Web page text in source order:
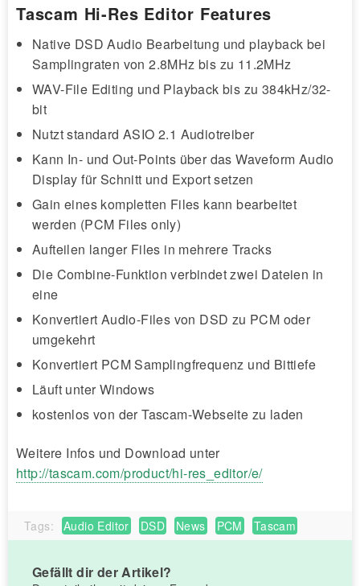
Tascam Hi-Res Editor Features
Native DSD Audio Bearbeitung und playback bei
Samplingraten von 2.8MHz bis zu 11.2MHz
WAV-File Editing und Playback bis zu 384kHz/32-
bit
Nutzt standard ASIO 2.1 Audiotreiber
Kann In- und Out-Points über das Waveform Audio
Display für Schnitt und Export setzen
Gain eines kompletten Files kann bearbeitet
werden (PCM Files only)
Aufteilen langer Files in mehrere Tracks
Die Combine-Funktion verbindet zwei Dateien in
eine
Konvertiert Audio-Files von DSD zu PCM oder
umgekehrt
Konvertiert PCM Samplingfrequenz und Bittiefe
Läuft unter Windows
kostenlos von der Tascam-Webseite zu laden
Weitere Infos und Download unter
http://tascam.com/product/hi-res_editor/e/
Tags: Audio Editor DSD News PCM Tascam
Gefällt dir der Artikel?